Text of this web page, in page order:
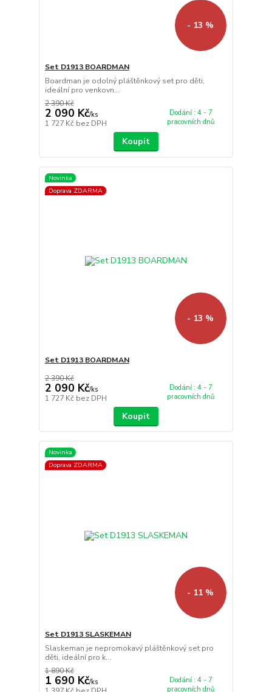
- 13 %
Set D1913 BOARDMAN
Boardman je odolný pláštěnkový set pro děti,
ideální pro venkovn...
2 390 Kč
2 090 Kč/ks
1 727 Kč bez DPH
Dodání : 4 - 7
pracovních dnů
Koupit
Novinka
Doprava ZDARMA
- 13 %
Set D1913 BOARDMAN
2 390 Kč
2 090 Kč/ks
1 727 Kč bez DPH
Dodání : 4 - 7
pracovních dnů
Koupit
Novinka
Doprava ZDARMA
- 11 %
Set D1913 SLASKEMAN
Slaskeman je nepromokavý pláštěnkový set pro
děti, ideální pro k...
1 890 Kč
1 690 Kč/ks
Dodání : 4 - 7
pracovních dnů